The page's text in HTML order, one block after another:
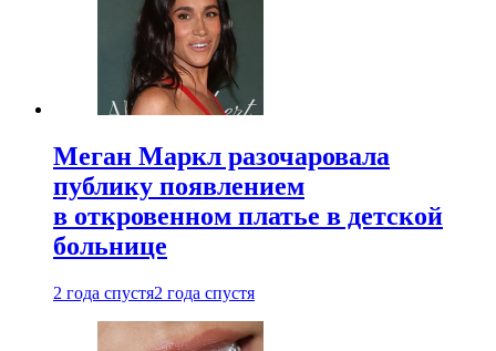
Меган Маркл разочаровала
публику появлением
в откровенном платье в детской
больнице
2 года спустя2 года спустя